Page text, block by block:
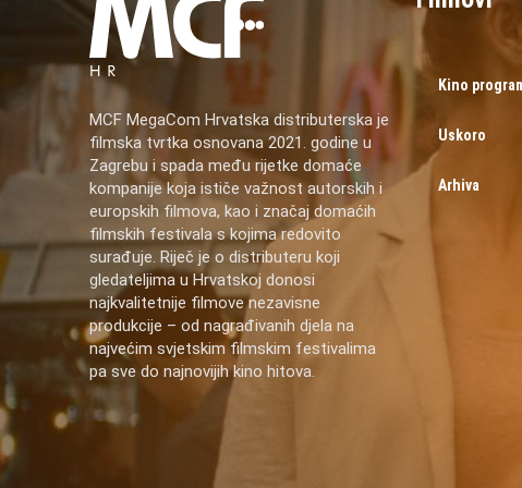
MCF MegaCom Hrvatska distributerska je
filmska tvrtka osnovana 2021. godine u
Zagrebu i spada među rijetke domaće
kompanije koja ističe važnost autorskih i
europskih filmova, kao i značaj domaćih
filmskih festivala s kojima redovito
surađuje. Riječ je o distributeru koji
gledateljima u Hrvatskoj donosi
najkvalitetnije filmove nezavisne
produkcije – od nagrađivanih djela na
najvećim svjetskim filmskim festivalima
pa sve do najnovijih kino hitova.
Kino
Uskoro
Arhiva